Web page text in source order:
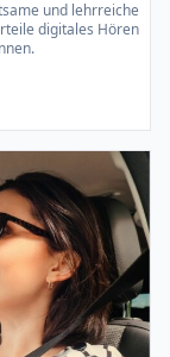
und lehrreiche
digitales Hören